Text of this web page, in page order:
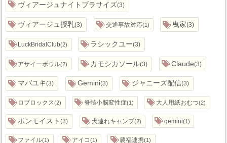
ヴィアージュナイトブラサイズ 3
ヴィアージュ授乳 3 交通事故対応 1 曳家 3
LuckBridalClub 2 ラシックユー 3
アサイーボウル 2 カモシカソール 3 Claude 3
マバユキ 3 Gemini 3 ジャニーズ配信 3
ロブロックス 2 脊髄小脳変性症 1 大人用紙おむつ 2
ボンモイスト 3 犬連れキャンプ 2 gemini 1
ファイル 1 アイコ 1 農福連携 1